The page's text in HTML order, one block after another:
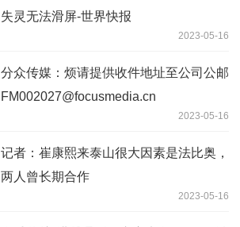
失灵无法滑屏-世界快报
2023-05-16
分众传媒：烦请提供收件地址至公司公邮
FM002027@focusmedia.cn
2023-05-16
记者：崔康熙来泰山很大因素是法比奥，
两人曾长期合作
2023-05-16